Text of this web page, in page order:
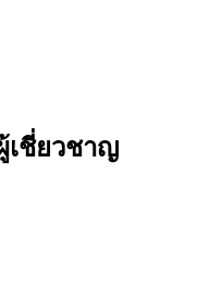
ชี่ยวชาญ